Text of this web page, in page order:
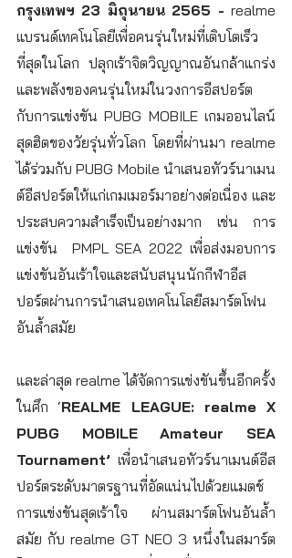
กรุงเทพฯ 23 มิถุนายน 2565 - realme
แบรนด์เทคโนโลยีเพื่อคนรุ่นใหม่ที่เติบโตเร็ว
ที่สุดในโลก ปลุกเร้าจิตวิญญาณอันกล้าแกร่ง
และพลังของคนรุ่นใหม่ในวงการอีสปอร์ต
กับการแข่งขัน PUBG MOBILE เกมออนไลน์
สุดฮิตของวัยรุ่นทั่วโลก โดยที่ผ่านมา realme
ได้ร่วมกับ PUBG Mobile นำเสนอทัวร์นาเมน
ต์อีสปอร์ตให้แก่เกมเมอร์มาอย่างต่อเนื่อง และ
ประสบความสำเร็จเป็นอย่างมาก เช่น การ
แข่งขัน  PMPL SEA 2022 เพื่อส่งมอบการ
แข่งขันอันเร้าใจและสนับสนุนนักกีฬาอีส
ปอร์ตผ่านการนำเสนอเทคโนโลยีสมาร์ตโฟน
อันล้ำสมัย
และล่าสุด realme ได้จัดการแข่งขันขึ้นอีกครั้ง
ในศึก ‘REALME LEAGUE: realme X
PUBG MOBILE Amateur SEA
Tournament’ เพื่อนำเสนอทัวร์นาเมนต์อีส
ปอร์ตระดับมาตรฐานที่อัดแน่นไปด้วยแมตช์
การแข่งขันสุดเร้าใจ ผ่านสมาร์ตโฟนอันล้ำ
สมัย กับ realme GT NEO 3 หนึ่งในสมาร์ต